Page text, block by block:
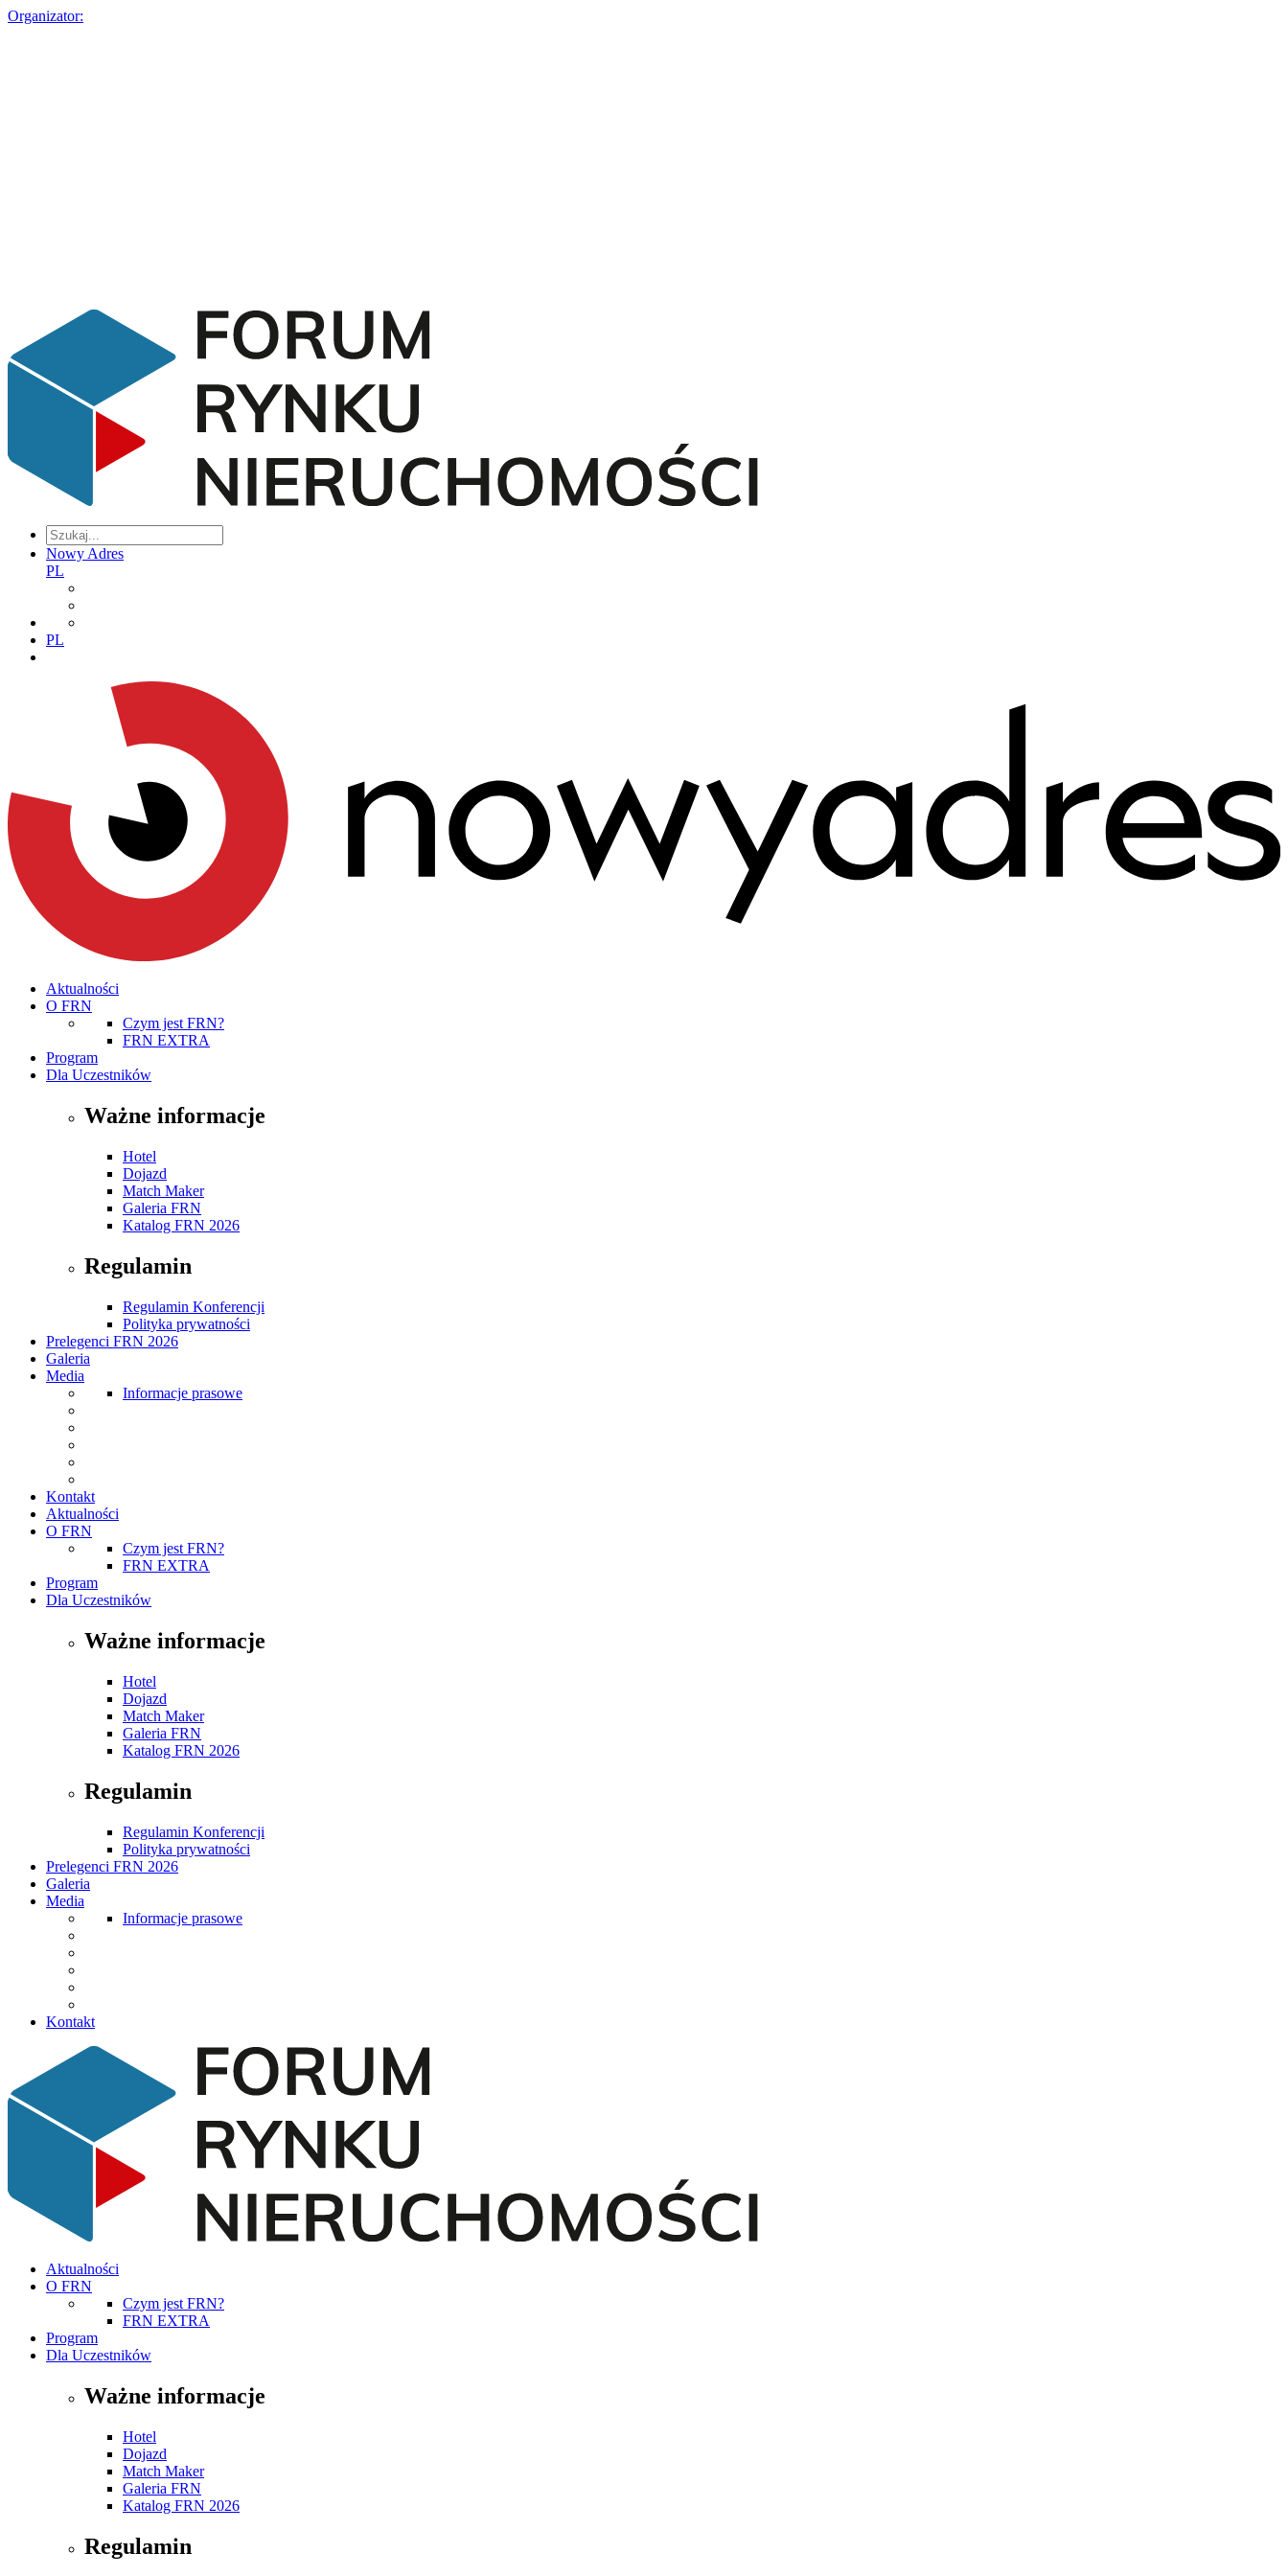
Organizator:
Nowy Adres
PL
PL
Aktualności
O FRN
Czym jest FRN?
FRN EXTRA
Program
Dla Uczestników
Ważne informacje
Hotel
Dojazd
Match Maker
Galeria FRN
Katalog FRN 2026
Regulamin
Regulamin Konferencji
Polityka prywatności
Prelegenci FRN 2026
Galeria
Media
Informacje prasowe
Kontakt
Aktualności
O FRN
Czym jest FRN?
FRN EXTRA
Program
Dla Uczestników
Ważne informacje
Hotel
Dojazd
Match Maker
Galeria FRN
Katalog FRN 2026
Regulamin
Regulamin Konferencji
Polityka prywatności
Prelegenci FRN 2026
Galeria
Media
Informacje prasowe
Kontakt
Aktualności
O FRN
Czym jest FRN?
FRN EXTRA
Program
Dla Uczestników
Ważne informacje
Hotel
Dojazd
Match Maker
Galeria FRN
Katalog FRN 2026
Regulamin